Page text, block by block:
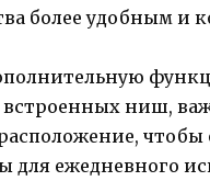
более удобным и
ниш,
для ежедневного